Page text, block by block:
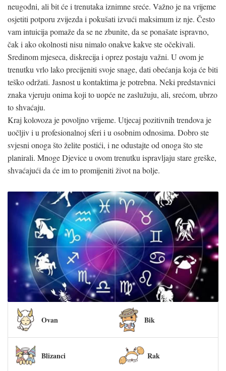
neugodni, ali bit će i trenutaka iznimne sreće. Važno je na vrijeme
osjetiti potporu zvijezda i pokušati izvući maksimum iz nje. Često
vam intuicija pomaže da se ne zbunite, da se ponašate ispravno,
čak i ako okolnosti nisu nimalo onakve kakve ste očekivali.
Sredinom mjeseca, diskrecija i oprez postaju važni. U ovom je
trenutku vrlo lako precijeniti svoje snage, dati obećanja koja će biti
teško održati. Jasnost u kontaktima je potrebna. Neki predstavnici
znaka vjeruju onima koji to uopće ne zaslužuju, ali, srećom, ubrzo
to shvaćaju.
Kraj kolovoza je povoljno vrijeme. Utjecaj pozitivnih trendova je
uočljiv i u profesionalnoj sferi i u osobnim odnosima. Dobro ste
svjesni onoga što želite postići, i ne odustajte od onoga što ste
planirali. Mnoge Djevice u ovom trenutku ispravljaju stare greške,
shvaćajući da će im to promijeniti život na bolje.
Ovan Bik
Blizanci Rak